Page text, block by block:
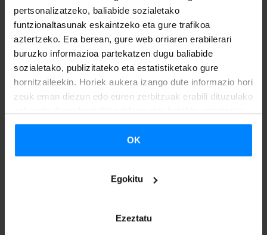
pertsonalizatzeko, baliabide sozialetako
funtzionaltasunak eskaintzeko eta gure trafikoa
aztertzeko. Era berean, gure web orriaren erabilerari
buruzko informazioa partekatzen dugu baliabide
sozialetako, publizitateko eta estatistiketako gure
hornitzaileekin. Horiek aukera izango dute informazio hori
zeuk eman diezun edo euren zerbitzuak erabili dituzulako
OK
Egokitu
Ezeztatu